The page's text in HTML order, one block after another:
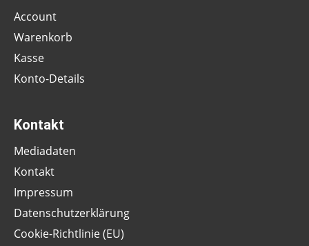
Account
Warenkorb
Kasse
Konto-Details
Kontakt
Mediadaten
Kontakt
Impressum
Datenschutzerklärung
Cookie-Richtlinie (EU)